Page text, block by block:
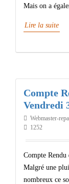
Mais on a
Lire la suite
Compte
Vendredi
Webmaster-
1252
Compte Rendu
Malgré une
nombreux ce